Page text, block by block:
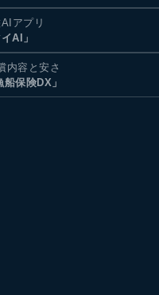
アプリ
イAI」
内容と安さ
船保険DX」